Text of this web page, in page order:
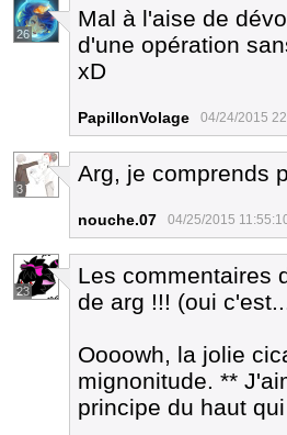
26
Mal à l'aise de
d'une opération
xD
PapillonVolage 04/24/2015
3
Arg, je comprends
nouche.07 04/25/2015
23
Les commentaires
de arg !!! (oui
Oooowh, la jolie
mignonitude. **
principe du haut